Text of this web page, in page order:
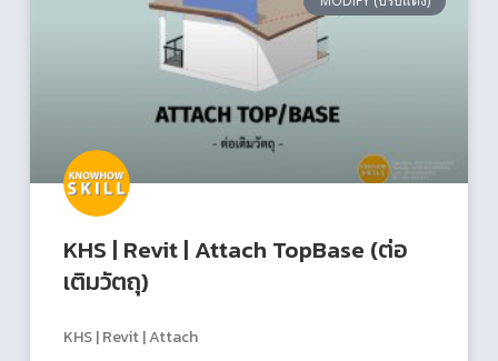
KHS | Revit | Attach TopBase (ต่อ
เติมวัตถุ)
KHS | Revit | Attach